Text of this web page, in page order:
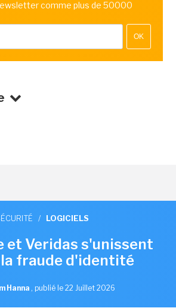
comme plus de 50000
OK
/ LOGICIELS
et Veridas s'unissent
fraude d'identité
Hanna , publié le 22 Juillet 2026